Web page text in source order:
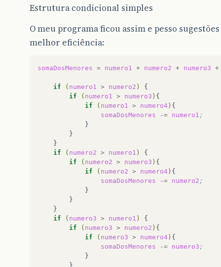
Estrutura condicional simples
O meu programa ficou assim e pesso
melhor eficiência:
somaDosMenores = numero1 + numero2 + numero3 +
if ( numero1 > numero2 )
if
( numero1 > numero3 )
if
( numero1 > numero4 )
somaDosMenores
-= numero1 ;
if
( numero2 > numero1 )
if
( numero2 > numero3 )
if
( numero2 > numero4 )
somaDosMenores
-= numero2 ;
if
( numero3 > numero1 )
if
( numero3 > numero2 )
if
( numero3 > numero4 )
somaDosMenores
-= numero3 ;